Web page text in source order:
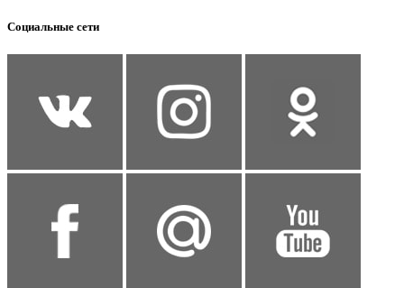
Социальные сети